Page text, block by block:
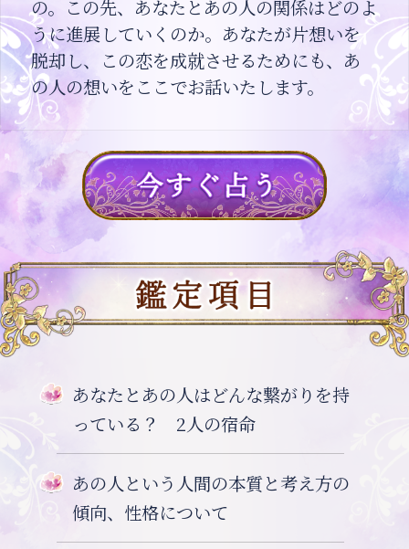
の。この先、あなたとあの人の関係はどのよ
うに進展していくのか。あなたが片想いを
脱却し、この恋を成就させるためにも、あ
の人の想いをここでお話いたします。
あなたとあの人はどんな繋がりを持
っている？ 2人の宿命
あの人という人間の本質と考え方の
傾向、性格について